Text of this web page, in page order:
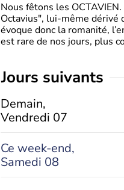
Nous fêtons les
Octavius", lui-même dérivé
évoque donc la romanité,
est rare de nos jours, plus
jours suivants
Demain,
Vendredi 07
Ce week-end,
Samedi 08